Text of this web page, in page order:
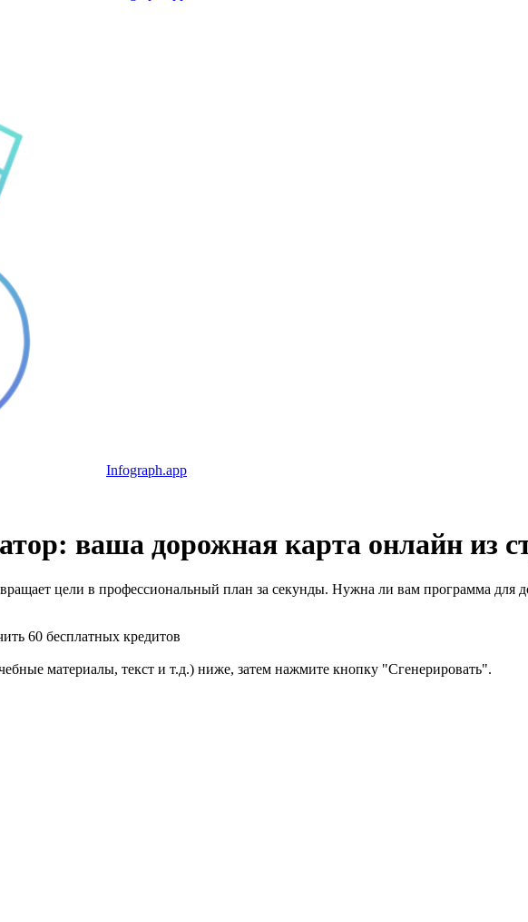
Infograph.app
ваша дорожная карта онлайн из
цели в профессиональный план за секунды. Нужна ли вам программа для
60 бесплатных кредитов
материалы, текст и т.д.) ниже, затем нажмите кнопку "Сгенерировать".